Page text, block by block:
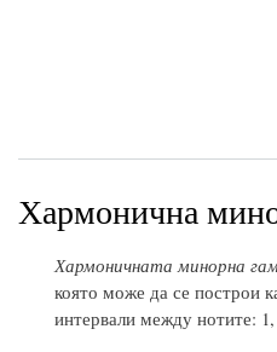
Хармонична
Хармоничната минорна
която може да се построи
интервали между нотите: